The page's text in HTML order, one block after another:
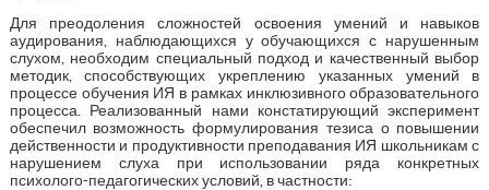
Для преодоления сложностей освоения умений и навыков
аудирования, наблюдающихся у обучающихся с нарушенным
слухом, необходим специальный подход и качественный выбор
методик, способствующих укреплению указанных умений в
процессе обучения ИЯ в рамках инклюзивного образовательного
процесса. Реализованный нами констатирующий эксперимент
обеспечил возможность формулирования тезиса о повышении
действенности и продуктивности преподавания ИЯ школьникам с
нарушением слуха при использовании ряда конкретных
психолого-педагогических условий, в частности: